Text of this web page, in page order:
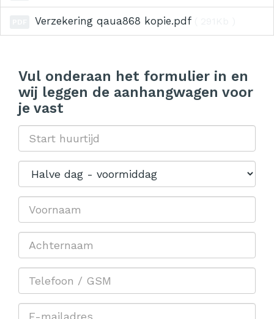
Verzekering qaua868 kopie.pdf
Vul onderaan het formulier in en
wij leggen de aanhangwagen voor
je vast